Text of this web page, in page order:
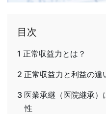
目次
1 正常収益力とは？
2 正常収益力と利益の違
3 医業承継（医院継承
性